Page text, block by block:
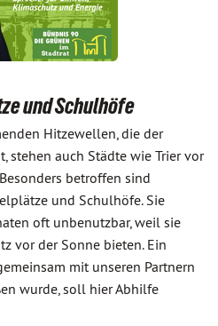
und Schulhöfe
Hitzewellen, die der
stehen auch Städte wie Trier vor
betroffen sind
und Schulhöfe. Sie
oft unbenutzbar, weil sie
vor der Sonne bieten. Ein
mit unseren Partnern
wurde, soll hier Abhilfe